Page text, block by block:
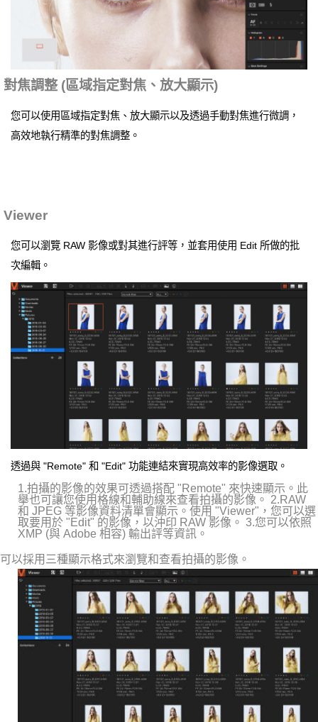
對焦調整 (區域指定對焦、放大顯示)
您可以使用區域指定對焦、放大顯示以及透過手動對焦進行微調，
高效地執行精準的對焦調整。
Viewer
您可以瀏覽 RAW 影像或對其進行評等，並套用使用 Edit 所做的批
次編輯。
透過與 "Remote" 和 "Edit" 功能連結來實現高效率的影像選取。
1.拍攝的影像的效果可透過搭配 "Remote" 來快速顯示。此
舉也可讓您使用格線和輔助線來查看拍攝的影像。 2.RAW
和 JPEG 等影像資料清單會顯示。使用 "Viewer"，您可以選
取要用於 "Edit" 的影像，以沖印 RAW 影像。 3.您可以依照
XMP (與 Adobe 相容) 輸出評等資訊。
可以採用三種顯示格式來瀏覽和查看拍攝的影像。